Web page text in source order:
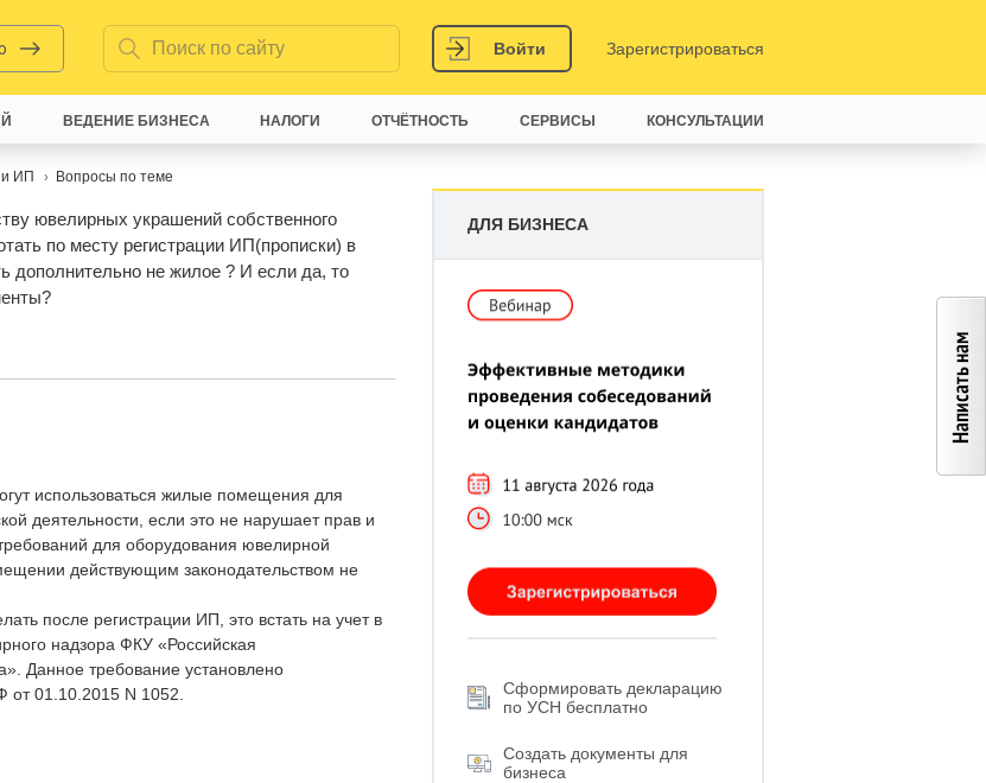
Войти Зарегистрироваться
ИП Вопросы по теме
ювелирных украшений собственного
по месту регистрации ИП(прописки) в
дополнительно не жилое ? И если да, то
использоваться жилые помещения для
деятельности, если это не нарушает прав и
для оборудования ювелирной
действующим законодательством не
после регистрации ИП, это встать на учет в
надзора ФКУ «Российская
Данное требование установлено
от 01.10.2015 N 1052.
ДЛЯ БИЗНЕСА
Сформировать декларацию
по УСН бесплатно
Создать документы для
бизнеса
ВЕДЕНИЕ БИЗНЕСА НАЛОГИ ОТЧЁТНОСТЬ СЕРВИСЫ КОНСУЛЬТАЦИИ